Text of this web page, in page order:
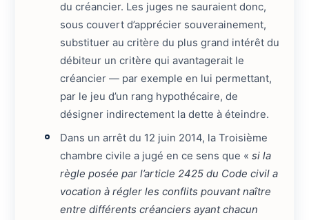
du créancier. Les juges ne sauraient donc,
sous couvert d’apprécier souverainement,
substituer au critère du plus grand intérêt du
débiteur un critère qui avantagerait le
créancier — par exemple en lui permettant,
par le jeu d’un rang hypothécaire, de
désigner indirectement la dette à éteindre.
Dans un arrêt du 12 juin 2014, la Troisième
chambre civile a jugé en ce sens que «si la
règle posée par l’article 2425 du Code civil a
vocation à régler les conflits pouvant naître
entre différents créanciers ayant chacun